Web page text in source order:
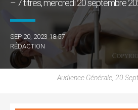
– 7 titres, mercredi 20 septembre
SEP 20, 2023 18:57
RÉDACTION
Audience Générale, 20